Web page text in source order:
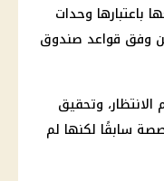
باعتبارها وحدات
وفق قواعد صندوق
وتحقيق
سابقًا لكنها لم